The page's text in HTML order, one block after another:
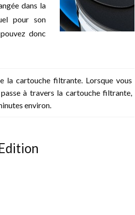
dans la
pour son
donc
la cartouche filtrante. Lorsque vous
à travers la cartouche filtrante,
environ.